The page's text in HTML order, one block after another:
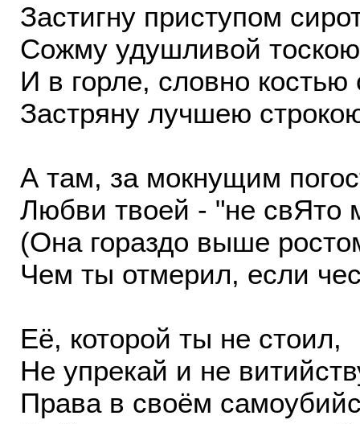
Застигну приступом
Сожму удушливой
И в горле, словно костью
Застряну лучшею
А там, за мокнущим
Любви твоей - "не свЯто
(Она гораздо выше
Чем ты отмерил, если
Её, которой ты не стоил,
Не упрекай и не
Права в своём